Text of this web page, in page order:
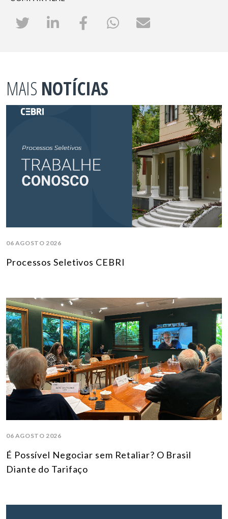
MAIS NOTÍCIAS
06 AGOSTO 2026
Processos Seletivos CEBRI
06 AGOSTO 2026
É Possível Negociar sem Retaliar? O Brasil
Diante do Tarifaço